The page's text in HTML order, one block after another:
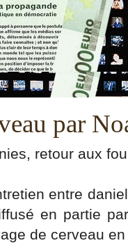
par
retour aux
entre
en partie
de cerveau